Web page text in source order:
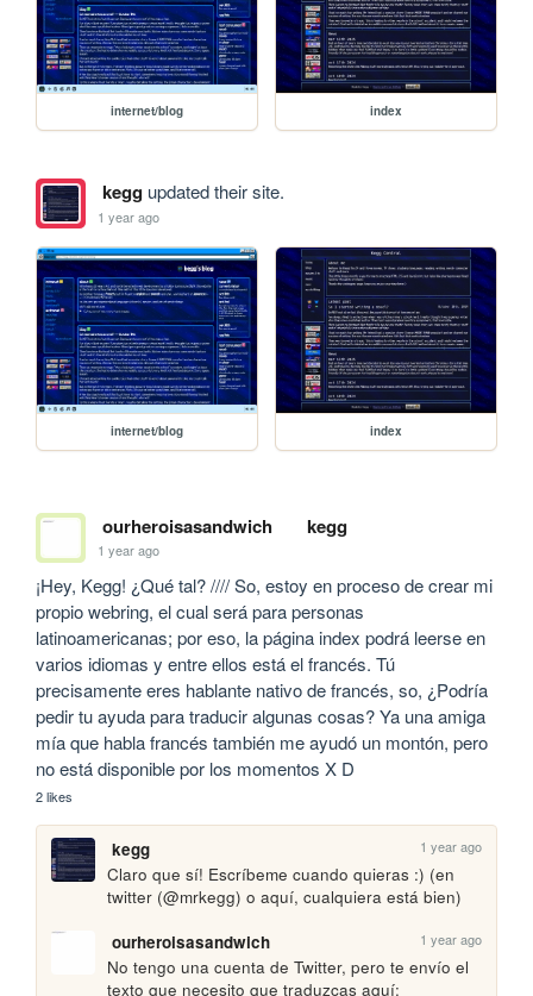
internet/blog index
keggupdated their site.
1 year ago
internet/blog index
ourheroisasandwich kegg
1 year ago
¡Hey, Kegg! ¿Qué tal? //// So, estoy en proceso de crear mi
propio webring, el cual será para personas
latinoamericanas; por eso, la página index podrá leerse en
varios idiomas y entre ellos está el francés. Tú
precisamente eres hablante nativo de francés, so, ¿Podría
pedir tu ayuda para traducir algunas cosas? Ya una amiga
mía que habla francés también me ayudó un montón, pero
no está disponible por los momentos X D
2 likes
kegg 1 year ago
Claro que sí! Escríbeme cuando quieras :) (en
twitter (@mrkegg) o aquí, cualquiera está bien)
ourheroisasandwich
1 year ago
No tengo una cuenta de Twitter, pero te envío el